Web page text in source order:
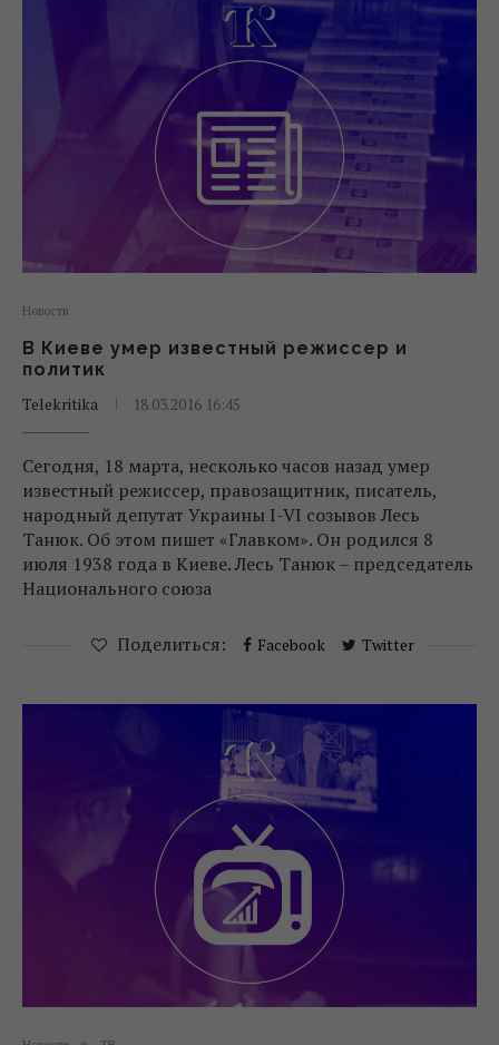
Новости
В Киеве умер известный режиссер и
политик
Telekritika
18.03.2016 16:45
Сегодня, 18 марта, несколько часов назад умер
известный режиссер, правозащитник, писатель,
народный депутат Украины I-VI созывов Лесь
Танюк. Об этом пишет «Главком». Он родился 8
июля 1938 года в Киеве. Лесь Танюк – председатель
Национального союза
Поделиться: Facebook Twitter